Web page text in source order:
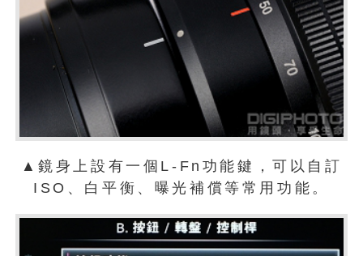
▲鏡身上設有一個L-Fn功能鍵，可以自訂
ISO、白平衡、曝光補償等常用功能。